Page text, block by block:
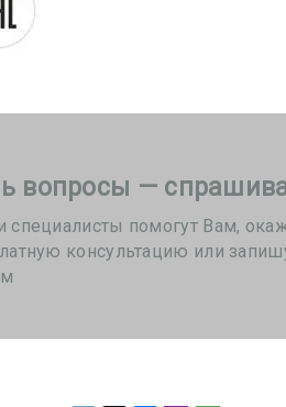
вопросы —
специалисты помогут Вам,
консультацию или